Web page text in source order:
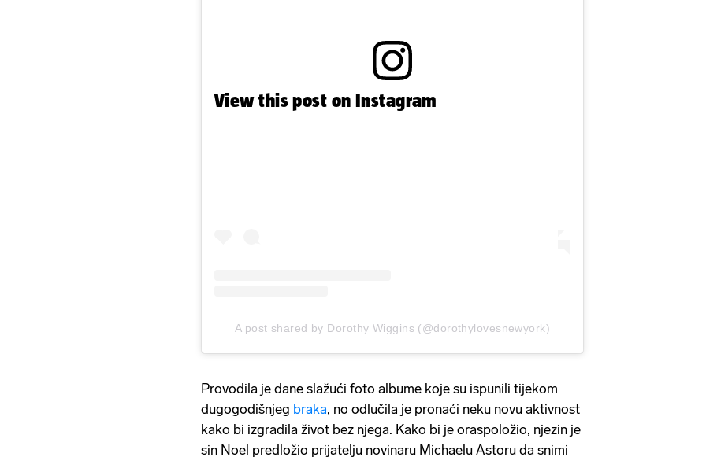
View this post on Instagram
A post shared by Dorothy Wiggins (@dorothylovesnewyork)
Provodila je dane slažući foto albume koje su ispunili tijekom
dugogodišnjeg braka, no odlučila je pronaći neku novu aktivnost
kako bi izgradila život bez njega. Kako bi je oraspoložio, njezin je
sin Noel predložio prijatelju novinaru Michaelu Astoru da snimi